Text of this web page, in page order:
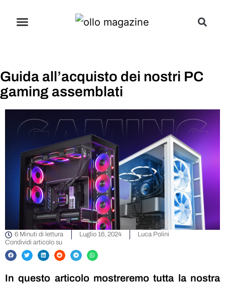
Guida all’acquisto dei nostri PC
gaming assemblati
6 Minuti di lettura Luglio 16, 2024
Luca Polini
Condividi articolo su
In questo articolo mostreremo tutta la nostra